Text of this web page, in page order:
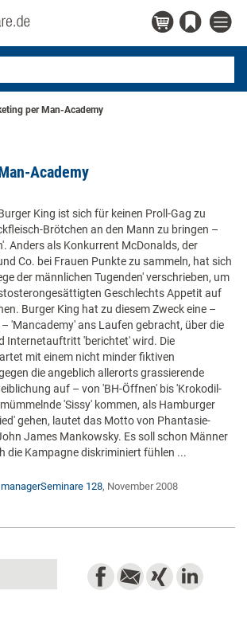
per Man-Academy
Academy
King ist sich für keinen Proll-Gag zu
Brötchen an den Mann zu bringen –
Anders als Konkurrent McDonalds, der
Co. bei Frauen Punkte zu sammeln, hat sich
der männlichen Tugenden' verschrieben, um
Geschlechts Appetit auf
Burger King hat zu diesem Zweck eine –
'Mancademy' ans Laufen gebracht, über die
Internetauftritt 'berichtet' wird. Die
mit einem nicht minder fiktiven
die angeblich allerorts grassierende
auf – von 'BH-Öffnen' bis 'Krokodil-
'Sissy' kommen, als Hamburger
gehen, lautet das Motto von Phantasie-
James Mankowsky. Es soll schon Männer
die Kampagne diskriminiert fühlen ...
managerSeminare 128, November 2008